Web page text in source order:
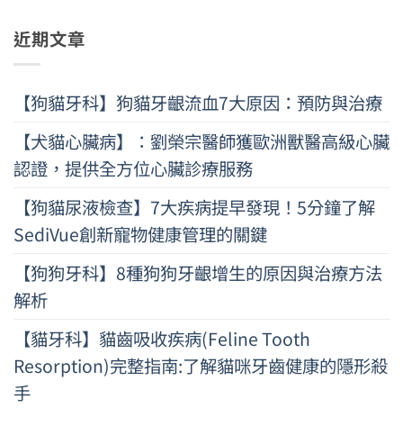
近期文章
【狗貓牙科】狗貓牙齦流血7大原因：預防與治療
【犬貓心臟病】：劉榮宗醫師獲歐洲獸醫高級心臟
認證，提供全方位心臟診療服務
【狗貓尿液檢查】7大疾病提早發現！5分鐘了解
SediVue創新寵物健康管理的關鍵
【狗狗牙科】8種狗狗牙齦增生的原因與治療方法
解析
【貓牙科】貓齒吸收疾病(Feline Tooth
Resorption)完整指南:了解貓咪牙齒健康的隱形殺
手